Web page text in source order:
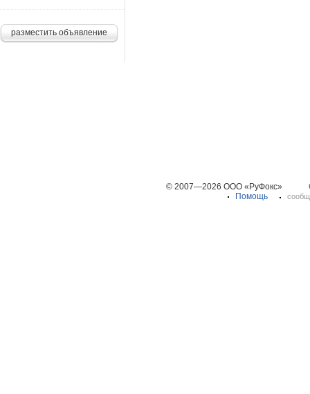
разместить объявление
© 2007—2026 ООО «РуФокс»
Помощь